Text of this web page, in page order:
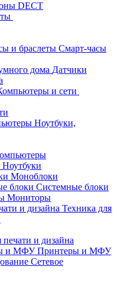
DECT
Смарт-часы
Датчики
и сети
Ноутбуки,
Ноутбуки
Моноблоки
Системные блоки
Мониторы
Техника для
печати и дизайна
Принтеры и МФУ
Сетевое